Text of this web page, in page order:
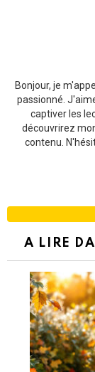
Bonjour, je
passionné.
captiver les
découvrirez
contenu.
A LIRE